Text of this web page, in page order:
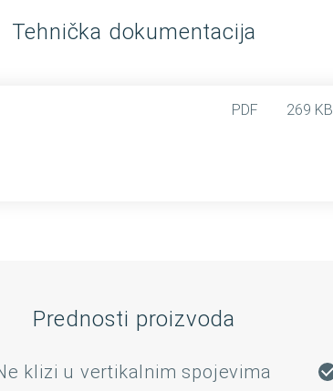
Tehnička dokumentacija
PDF 269 KB
Prednosti proizvoda
klizi u vertikalnim spojevima